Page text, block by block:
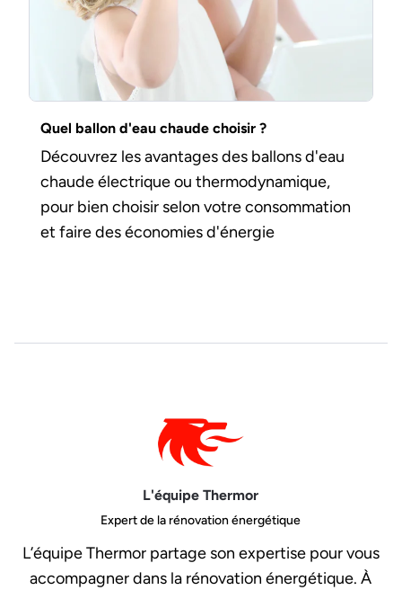
Quel ballon d'eau chaude choisir ?
Découvrez les avantages des ballons d'eau
chaude électrique ou thermodynamique,
pour bien choisir selon votre consommation
et faire des économies d'énergie
L'équipe Thermor
Expert de la rénovation énergétique
L’équipe Thermor partage son expertise pour vous
accompagner dans la rénovation énergétique. À